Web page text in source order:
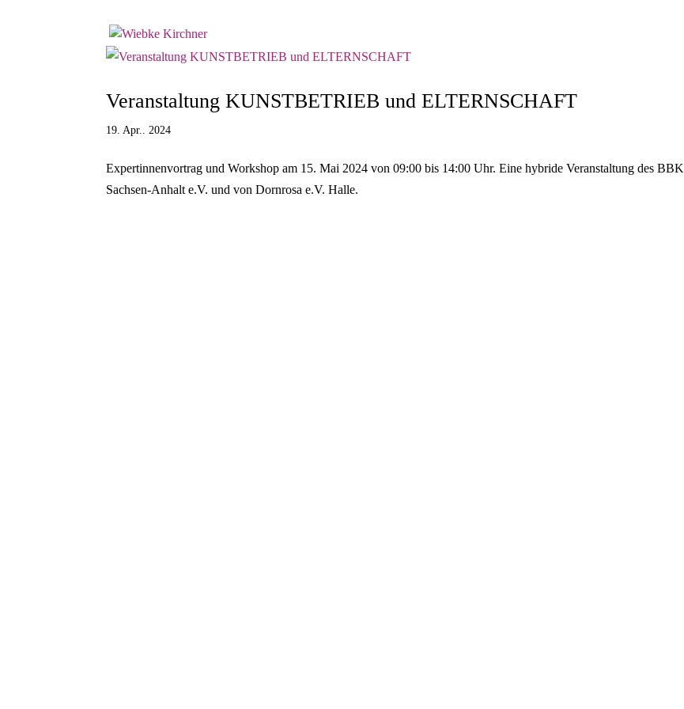
Veranstaltung KUNSTBETRIEB und ELTERNSCHAFT
19. Apr.. 2024
Expertinnenvortrag und Workshop am 15. Mai 2024 von 09:00 bis 14:00 Uhr. Eine hybride Veranstaltung des BBK
Sachsen-Anhalt e.V. und von Dornrosa e.V. Halle.